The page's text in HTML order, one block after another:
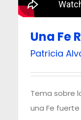
Una Fe
Patricia
Tema sobre
una Fe